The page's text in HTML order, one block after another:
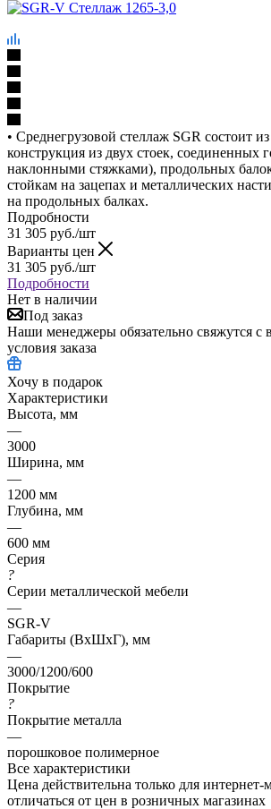
• Среднегрузовой стеллаж SGR состоит
конструкция из двух стоек, соединенных
наклонными стяжками), продольных
стойкам на зацепах и металлических
на продольных балках.
Подробности
31 305 руб./шт
Варианты цен
31 305 руб./шт
Подробности
Нет в наличии
Под заказ
Наши менеджеры обязательно свяжутся с
условия заказа
Хочу в подарок
Характеристики
Высота, мм
—
3000
Ширина, мм
—
1200 мм
Глубина, мм
—
600 мм
Серия
?
Серии металлической мебели
—
SGR-V
Габариты (ВхШхГ), мм
—
3000/1200/600
Покрытие
?
Покрытие металла
—
порошковое полимерное
Все характеристики
Цена действительна только для
отличаться от цен в розничных магазинах